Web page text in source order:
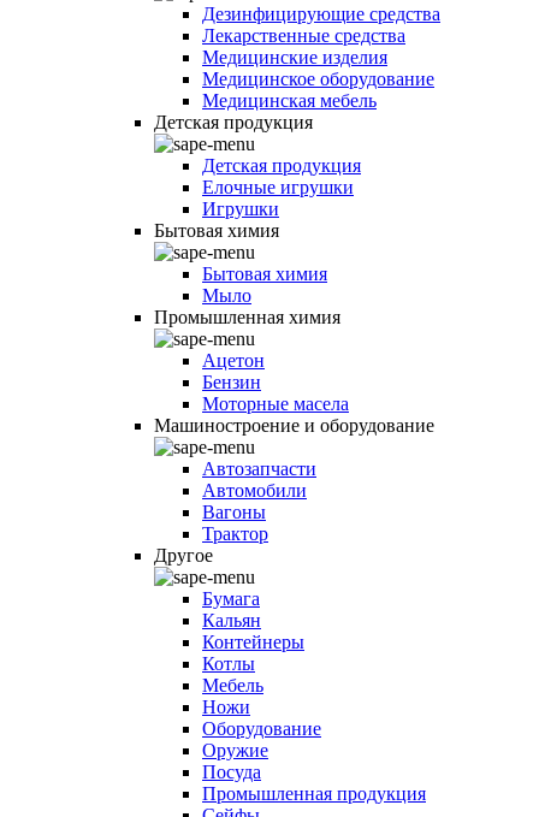
Дезинфицирующие средства
Лекарственные средства
Медицинские изделия
Медицинское оборудование
Медицинская мебель
Детская продукция
Детская продукция
Елочные игрушки
Игрушки
Бытовая химия
Бытовая химия
Мыло
Промышленная химия
Ацетон
Бензин
Моторные масела
Машиностроение и оборудование
Автозапчасти
Автомобили
Вагоны
Трактор
Другое
Бумага
Кальян
Контейнеры
Котлы
Мебель
Ножи
Оборудование
Оружие
Посуда
Промышленная продукция